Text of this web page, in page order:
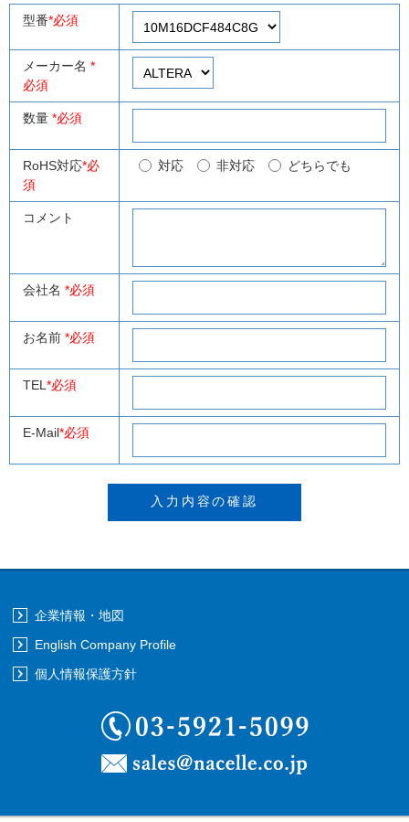
型番*必須
メーカー名 *
必須
数量 *必須
RoHS対応*必
須
対応 非対応 どちらでも
コメント
会社名 *必須
お名前 *必須
TEL *必須
E-Mail*必須
企業情報・地図
English Company Profile
個人情報保護方針